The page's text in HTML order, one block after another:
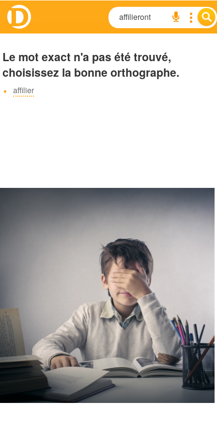
Le mot exact n'a pas été trouvé,
choisissez la bonne orthographe.
affilier